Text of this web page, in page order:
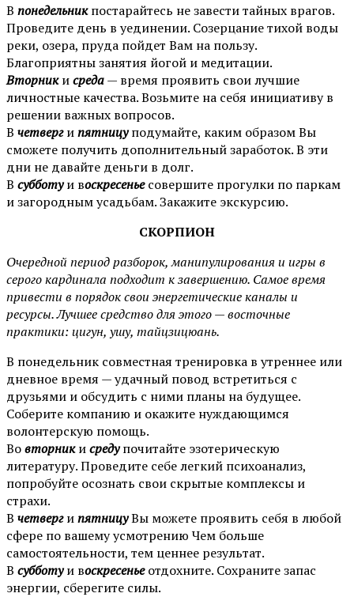
В понедельникпостарайтесь не завести тайных врагов.
Проведите день в уединении. Созерцание тихой воды
реки, озера, пруда пойдет Вам на пользу.
Благоприятны занятия йогой и медитации.
Вторникисреда— время проявить свои лучшие
личностные качества. Возьмите на себя инициативу в
решении важных вопросов.
В четвергипятницуподумайте, каким образом Вы
сможете получить дополнительный заработок. В эти
дни не давайте деньги в долг.
В субботуи воскресеньесовершите прогулки по паркам
и загородным усадьбам. Закажите экскурсию.
СКОРПИОН
Очередной период разборок, манипулирования и игры в
серого кардинала подходит к завершению. Самое время
привести в порядок свои энергетические каналы и
ресурсы. Лучшее средство для этого — восточные
практики: цигун, ушу, тайцзицюань.
В понедельник совместная тренировка в утреннее или
дневное время — удачный повод встретиться с
друзьями и обсудить с ними планы на будущее.
Соберите компанию и окажите нуждающимся
волонтерскую помощь.
Вовторникисредупочитайте эзотерическую
литературу. Проведите себе легкий психоанализ,
попробуйте осознать свои скрытые комплексы и
страхи.
В четвергипятницуВы можете проявить себя в любой
сфере по вашему усмотрению Чем больше
самостоятельности, тем ценнее результат.
В субботуи воскресеньеотдохните. Сохраните запас
энергии, сберегите силы.